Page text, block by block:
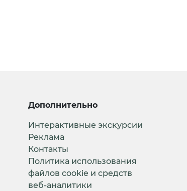
Дополнительно
Интерактивные экскурсии
Реклама
Контакты
Политика использования
файлов cookie и средств
веб-аналитики